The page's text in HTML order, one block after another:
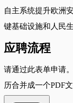
自主系统提升欧洲
键基础设施和人民生
应聘流程
请通过此表单申请
历合并成一个PDF